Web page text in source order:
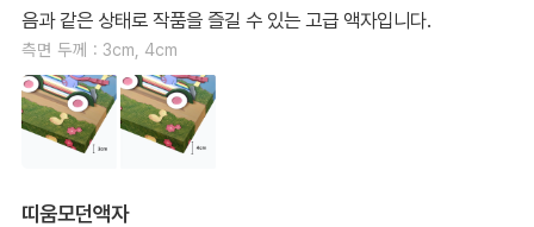
음과 같은 상태로 작품을 즐길 수 있는 고급 액자입니다.
측면 두께 : 3cm, 4cm
띠움모던액자